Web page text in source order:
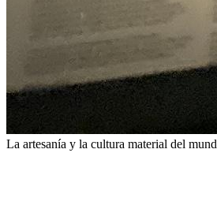
La artesanía y la cultura material del